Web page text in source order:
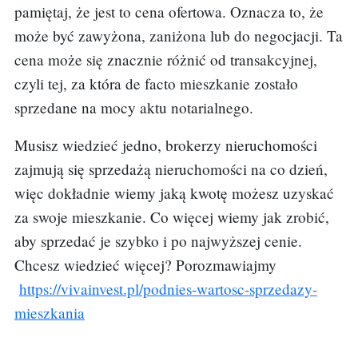
pamiętaj, że jest to cena ofertowa. Oznacza to, że
może być zawyżona, zaniżona lub do negocjacji. Ta
cena może się znacznie różnić od transakcyjnej,
czyli tej, za która de facto mieszkanie zostało
sprzedane na mocy aktu notarialnego.
Musisz wiedzieć jedno, brokerzy nieruchomości
zajmują się sprzedażą nieruchomości na co dzień,
więc dokładnie wiemy jaką kwotę możesz uzyskać
za swoje mieszkanie. Co więcej wiemy jak zrobić,
aby sprzedać je szybko i po najwyższej cenie.
Chcesz wiedzieć więcej? Porozmawiajmy
https://vivainvest.pl/podnies-wartosc-sprzedazy-
mieszkania